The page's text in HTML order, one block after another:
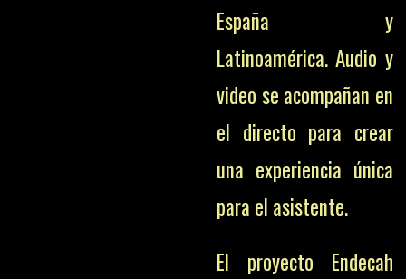
España y
Latinoamérica. Audio y
video se acompañan en
el directo para crear
una experiencia única
para el asistente.
El proyecto Endecah